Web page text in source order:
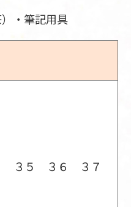
・筆記用具
３５ ３６ ３７